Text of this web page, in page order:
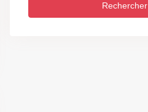
Rechercher